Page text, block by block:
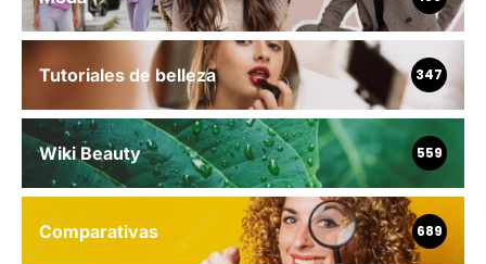
Tutoriales de belleza 347
Wiki Beauty 559
Comparativas 689